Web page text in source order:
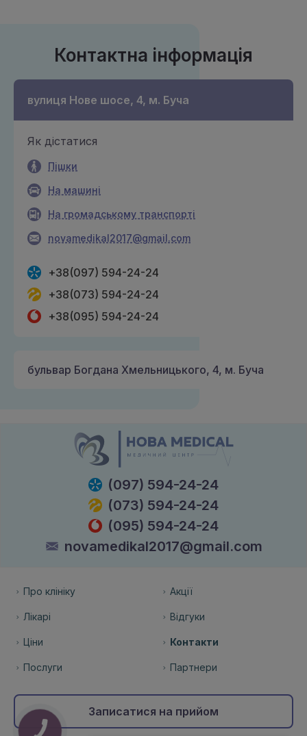
Контактна інформація
вулиця Нове шосе, 4, м. Буча
Як дістатися
Пішки
На машині
На громадському транспорті
novamedikal2017@gmail.com
+38(097) 594-24-24
+38(073) 594-24-24
+38(095) 594-24-24
бульвар Богдана Хмельницького, 4, м. Буча
(097) 594-24-24
(073) 594-24-24
(095) 594-24-24
novamedikal2017@gmail.com
Про клініку
Лікарі
Ціни
Послуги
Акції
Відгуки
Контакти
Партнери
Записатися на прийом